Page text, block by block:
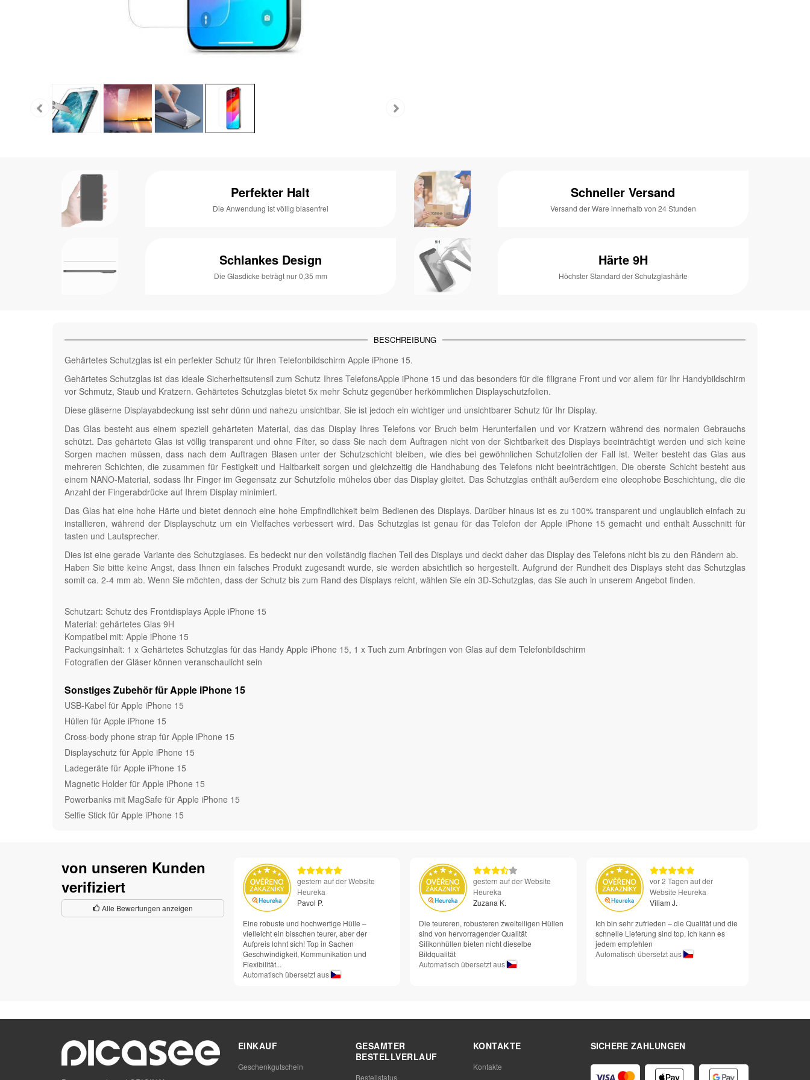
Perfekter Halt
Die Anwendung ist völlig blasenfrei
Schneller Versand
Versand der Ware innerhalb von 24 Stunden
Schlankes Design
Die Glasdicke beträgt nur 0,35 mm
Härte 9H
Höchster Standard der Schutzglashärte
BESCHREIBUNG
Gehärtetes Schutzglas ist ein perfekter Schutz für Ihren Telefonbildschirm Apple iPhone 15.
Gehärtetes Schutzglas ist das ideale Sicherheitsutensil zum Schutz Ihres TelefonsApple iPhone 15 und das besonders für die filigrane Front und vor allem für Ihr Handybildschirm
vor Schmutz, Staub und Kratzern. Gehärtetes Schutzglas bietet 5x mehr Schutz gegenüber herkömmlichen Displayschutzfolien.
Diese gläserne Displayabdeckung isst sehr dünn und nahezu unsichtbar. Sie ist jedoch ein wichtiger und unsichtbarer Schutz für Ihr Display.
Das Glas besteht aus einem speziell gehärteten Material, das das Display Ihres Telefons vor Bruch beim Herunterfallen und vor Kratzern während des normalen Gebrauchs
schützt. Das gehärtete Glas ist völlig transparent und ohne Filter, so dass Sie nach dem Auftragen nicht von der Sichtbarkeit des Displays beeinträchtigt werden und sich keine
Sorgen machen müssen, dass nach dem Auftragen Blasen unter der Schutzschicht bleiben, wie dies bei gewöhnlichen Schutzfolien der Fall ist. Weiter besteht das Glas aus
mehreren Schichten, die zusammen für Festigkeit und Haltbarkeit sorgen und gleichzeitig die Handhabung des Telefons nicht beeinträchtigen. Die oberste Schicht besteht aus
einem NANO-Material, sodass Ihr Finger im Gegensatz zur Schutzfolie mühelos über das Display gleitet. Das Schutzglas enthält außerdem eine oleophobe Beschichtung, die die
Anzahl der Fingerabdrücke auf Ihrem Display minimiert.
Das Glas hat eine hohe Härte und bietet dennoch eine hohe Empfindlichkeit beim Bedienen des Displays. Darüber hinaus ist es zu 100% transparent und unglaublich einfach zu
installieren, während der Displayschutz um ein Vielfaches verbessert wird. Das Schutzglas ist genau für das Telefon der Apple iPhone 15 gemacht und enthält Ausschnitt für
tasten und Lautsprecher.
Dies ist eine gerade Variante des Schutzglases. Es bedeckt nur den vollständig flachen Teil des Displays und deckt daher das Display des Telefons nicht bis zu den Rändern ab.
Haben Sie bitte keine Angst, dass Ihnen ein falsches Produkt zugesandt wurde, sie werden absichtlich so hergestellt. Aufgrund der Rundheit des Displays steht das Schutzglas
somit ca. 2-4 mm ab. Wenn Sie möchten, dass der Schutz bis zum Rand des Displays reicht, wählen Sie ein 3D-Schutzglas, das Sie auch in unserem Angebot finden.
Schutzart: Schutz des Frontdisplays Apple iPhone 15
Material: gehärtetes Glas 9H
Kompatibel mit: Apple iPhone 15
Packungsinhalt: 1 x Gehärtetes Schutzglas für das Handy Apple iPhone 15, 1 x Tuch zum Anbringen von Glas auf dem Telefonbildschirm
Fotografien der Gläser können veranschaulicht sein
Sonstiges Zubehör für Apple iPhone 15
USB-Kabel für Apple iPhone 15
Hüllen für Apple iPhone 15
Cross-body phone strap für Apple iPhone 15
Displayschutz für Apple iPhone 15
Ladegeräte für Apple iPhone 15
Magnetic Holder für Apple iPhone 15
Powerbanks mit MagSafe für Apple iPhone 15
Selfie Stick für Apple iPhone 15
von unseren Kunden
verifiziert
Alle Bewertungen anzeigen
gestern auf der Website
Heureka
Pavol P.
Eine robuste und hochwertige Hülle –
vielleicht ein bisschen teurer, aber der
Aufpreis lohnt sich! Top in Sachen
Geschwindigkeit, Kommunikation und
Flexibilität...
Automatisch übersetzt aus
gestern auf der Website
Heureka
Zuzana K.
Die teureren, robusteren zweiteiligen Hüllen
sind von hervorragender Qualität
Silikonhüllen bieten nicht dieselbe
Bildqualität
Automatisch übersetzt aus
vor 2 Tagen auf der
Website Heureka
Viliam J.
Ich bin sehr zufrieden – die Qualität und die
schnelle Lieferung sind top, ich kann es
jedem empfehlen
Automatisch übersetzt aus
SICHERE ZAHLUNGEN
EINKAUF
Geschenkgutschein
GESAMTER
BESTELLVERLAUF
Bestellstatus
KONTAKTE
Kontakte